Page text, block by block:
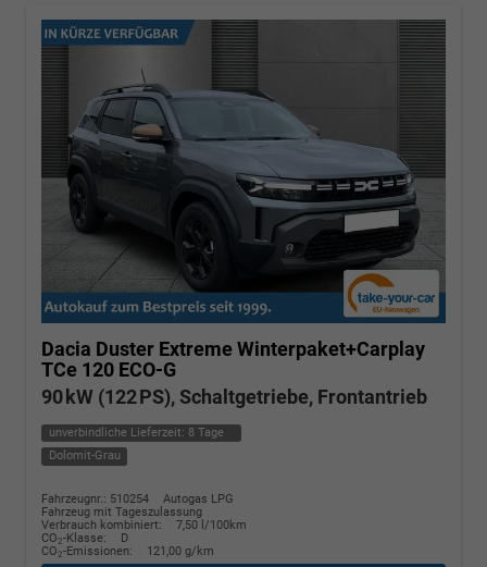
Dacia Duster Extreme Winterpaket+Carplay
TCe 120 ECO-G
90 kW (122 PS), Schaltgetriebe, Frontantrieb
unverbindliche Lieferzeit: 8 Tage
Dolomit-Grau
Fahrzeugnr.: 510254
Autogas LPG
Fahrzeug mit Tageszulassung
Verbrauch kombiniert:
7,50 l/100km
CO2-Klasse:
D
CO2-Emissionen: 121,00 g/km